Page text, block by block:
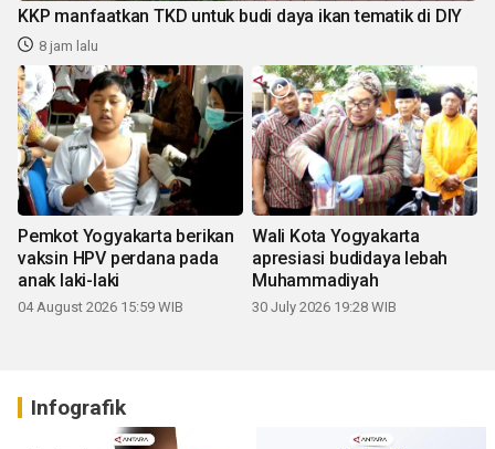
KKP manfaatkan TKD untuk budi daya ikan tematik di DIY
8 jam lalu
Pemkot Yogyakarta berikan
vaksin HPV perdana pada
anak laki-laki
04 August 2026 15:59 WIB
Wali Kota Yogyakarta
apresiasi budidaya lebah
Muhammadiyah
30 July 2026 19:28 WIB
Infografik